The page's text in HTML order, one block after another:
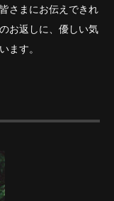
さまにお伝えできれ
お返しに、優しい気
ます。